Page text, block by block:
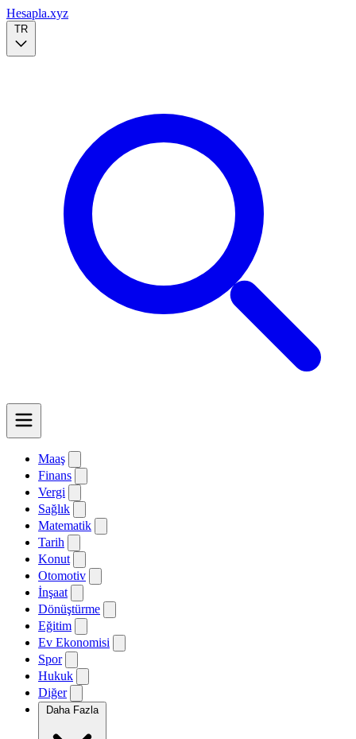
Hesapla.xyz
TR
Maaş
Finans
Vergi
Sağlık
Matematik
Tarih
Konut
Otomotiv
İnşaat
Dönüştürme
Eğitim
Ev Ekonomisi
Spor
Hukuk
Diğer
Daha Fazla